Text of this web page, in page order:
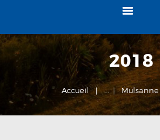
2018
Accueil ... Mulsanne
ENTREPRISE
NOS SERVICES
CARRIÈRES
NOUS JOINDRE